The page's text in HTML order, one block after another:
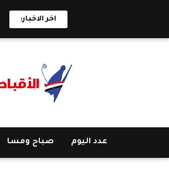
اخر الاخبار:
عدد اليوم صباح ومسا